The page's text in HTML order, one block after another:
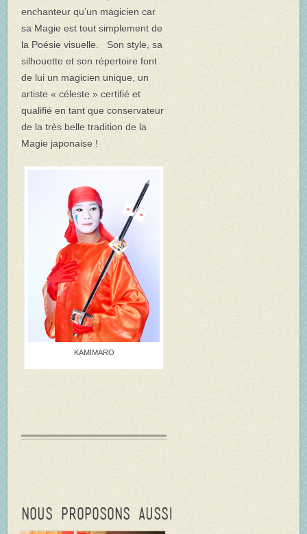
enchanteur qu’un magicien car
sa Magie est tout simplement de
la Poésie visuelle. Son style, sa
silhouette et son répertoire font
de lui un magicien unique, un
artiste « céleste » certifié et
qualifié en tant que conservateur
de la très belle tradition de la
Magie japonaise !
KAMIMARO
Nous proposons aussi